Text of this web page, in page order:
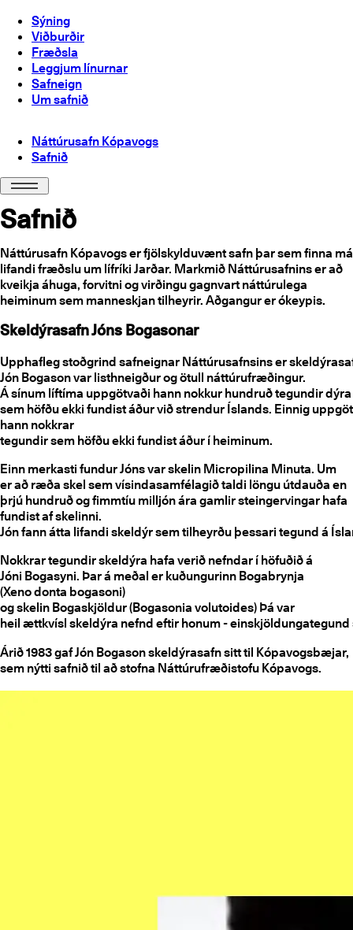
Sýning
Viðburðir
Fræðsla
Leggjum línurnar
Safneign
Um safnið
Náttúrusafn Kópavogs
Safnið
Safnið
Náttúrusafn Kópavogs er fjölskylduvænt safn þar sem finna má
lifandi fræðslu um lífríki Jarðar. Markmið Náttúrusafnins er að
kveikja áhuga, forvitni og virðingu gagnvart náttúrulega
heiminum sem manneskjan tilheyrir. Aðgangur er ókeypis.
Skeldýrasafn Jóns Bogasonar
Upphafleg stoðgrind safneignar Náttúrusafnsins er
Jón Bogason var listhneigður og ötull náttúrufræðingur.
Á sínum líftíma uppgötvaði hann nokkur hundruð tegundir dýra
sem höfðu ekki fundist áður við strendur Íslands. Einnig
hann nokkrar
tegundir sem höfðu ekki fundist áður í heiminum.
Einn merkasti fundur Jóns var skelin Micropilina Minuta. Um
er að ræða skel sem vísindasamfélagið taldi löngu útdauða en
þrjú hundruð og fimmtíu milljón ára gamlir steingervingar hafa
fundist af skelinni.
Jón fann átta lifandi skeldýr sem tilheyrðu þessari tegund á
Nokkrar tegundir skeldýra hafa verið nefndar í höfuðið á
Jóni Bogasyni. Þar á meðal er kuðungurinn Bogabrynja
(Xeno donta bogasoni)
og skelin Bogaskjöldur (Bogasonia volutoides) Þá var
heil ættkvísl skeldýra nefnd eftir honum -
Árið 1983 gaf Jón Bogason skeldýrasafn sitt til Kópavogsbæjar,
sem nýtti safniðtil að stofna Náttúrufræðistofu Kópavogs.